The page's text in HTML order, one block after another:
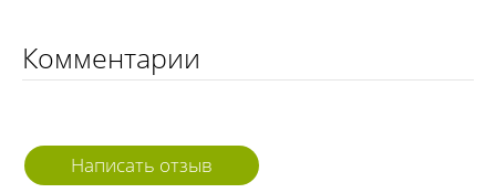
Комментарии
Написать отзыв